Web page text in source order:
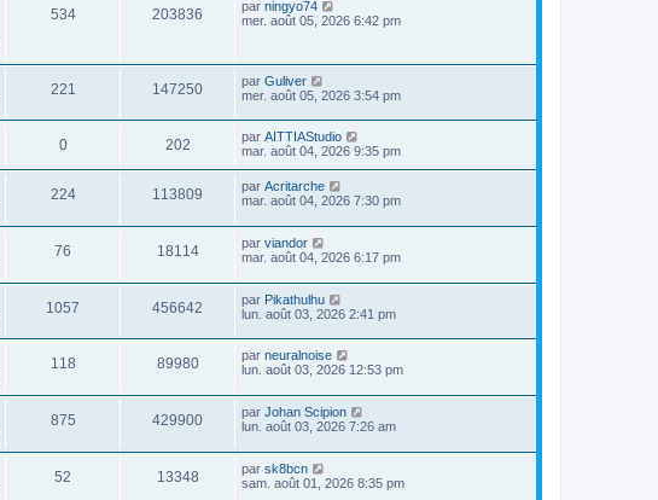
534 203836 par ningyo74
mer. août 05, 2026 6:42 pm
221 147250 par Guliver
mer. août 05, 2026 3:54 pm
0 202 par AITTIAStudio
mar. août 04, 2026 9:35 pm
224 113809 par Acritarche
mar. août 04, 2026 7:30 pm
76 18114 par viandor
mar. août 04, 2026 6:17 pm
1057 456642 par Pikathulhu
lun. août 03, 2026 2:41 pm
118 89980 par neuralnoise
lun. août 03, 2026 12:53 pm
875 429900 par Johan Scipion
lun. août 03, 2026 7:26 am
52 13348 par sk8bcn
sam. août 01, 2026 8:35 pm